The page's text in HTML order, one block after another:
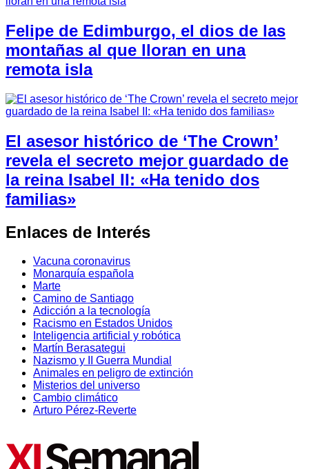
Felipe de Edimburgo, el dios de las
montañas al que lloran en una
remota isla
El asesor histórico de ‘The Crown’
revela el secreto mejor guardado de
la reina Isabel II: «Ha tenido dos
familias»
Enlaces de Interés
Vacuna coronavirus
Monarquía española
Marte
Camino de Santiago
Adicción a la tecnología
Racismo en Estados Unidos
Inteligencia artificial y robótica
Martín Berasategui
Nazismo y II Guerra Mundial
Animales en peligro de extinción
Misterios del universo
Cambio climático
Arturo Pérez-Reverte